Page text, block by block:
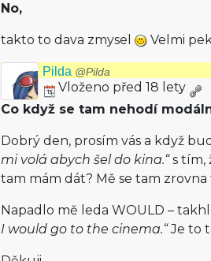
No,
takto to dava zmysel Velmi
Pilda @Pilda
Vloženo před 18 lety
Co když se tam nehodí
Dobrý den, prosím vás a když
mi volá abych šel do kina.“s tím,
tam mám dát? Mě se tam
Napadlo mě leda WOULD –
I would go to the cinema.“Je to